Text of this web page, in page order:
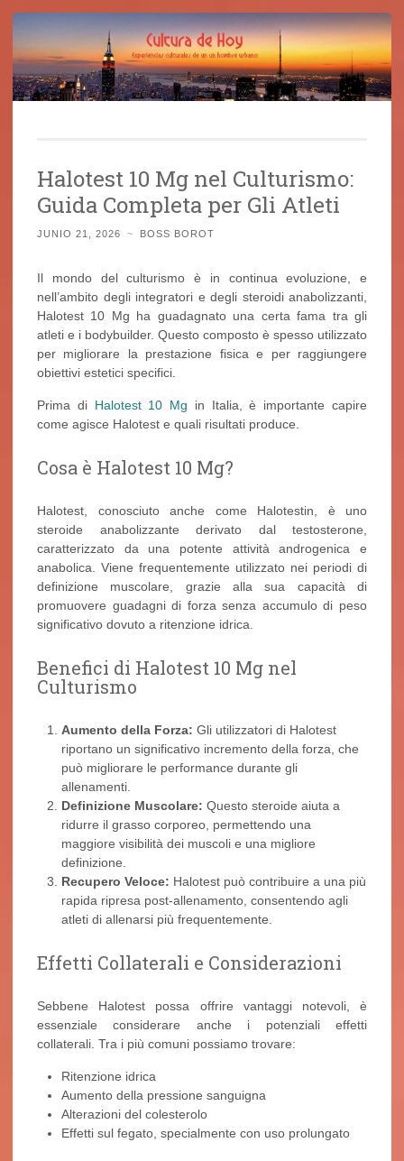
contenido
Halotest 10 Mg nel Culturismo:
Guida Completa per Gli Atleti
JUNIO 21, 2026 ~ BOSS BOROT
Il mondo del culturismo è in continua evoluzione, e
nell’ambito degli integratori e degli steroidi anabolizzanti,
Halotest 10 Mg ha guadagnato una certa fama tra gli
atleti e i bodybuilder. Questo composto è spesso utilizzato
per migliorare la prestazione fisica e per raggiungere
obiettivi estetici specifici.
Prima di Halotest 10 Mg in Italia, è importante capire
come agisce Halotest e quali risultati produce.
Cosa è Halotest 10 Mg?
Halotest, conosciuto anche come Halotestin, è uno
steroide anabolizzante derivato dal testosterone,
caratterizzato da una potente attività androgenica e
anabolica. Viene frequentemente utilizzato nei periodi di
definizione muscolare, grazie alla sua capacità di
promuovere guadagni di forza senza accumulo di peso
significativo dovuto a ritenzione idrica.
Benefici di Halotest 10 Mg nel
Culturismo
Aumento della Forza: Gli utilizzatori di Halotest
riportano un significativo incremento della forza, che
può migliorare le performance durante gli
allenamenti.
Definizione Muscolare: Questo steroide aiuta a
ridurre il grasso corporeo, permettendo una
maggiore visibilità dei muscoli e una migliore
definizione.
Recupero Veloce: Halotest può contribuire a una più
rapida ripresa post-allenamento, consentendo agli
atleti di allenarsi più frequentemente.
Effetti Collaterali e Considerazioni
Sebbene Halotest possa offrire vantaggi notevoli, è
essenziale considerare anche i potenziali effetti
collaterali. Tra i più comuni possiamo trovare:
Ritenzione idrica
Aumento della pressione sanguigna
Alterazioni del colesterolo
Effetti sul fegato, specialmente con uso prolungato